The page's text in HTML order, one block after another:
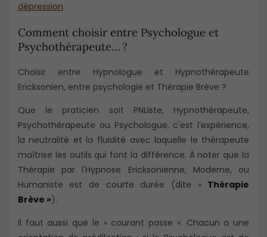
dépression
Comment choisir entre Psychologue et
Psychothérapeute… ?
Choisir entre Hypnologue et Hypnothérapeute
Ericksonien, entre psychologie et Thérapie Brève ?
Que le praticien soit PNListe, Hypnothérapeute,
Psychothérapeute ou Psychologue, c'est l’expérience,
la neutralité et la fluidité avec laquelle le thérapeute
maîtrise les outils qui font la différence. À noter que la
Thérapie par l'Hypnose Ericksonienne, Moderne, ou
Humaniste est de courte durée (dite « Thérapie
Brève »).
Il faut aussi que le « courant passe ». Chacun a une